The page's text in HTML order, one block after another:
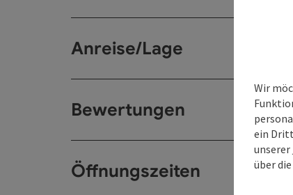
Anreise/Lage
Bewertungen
Öffnungszeiten
Wir
ein
unserer
über